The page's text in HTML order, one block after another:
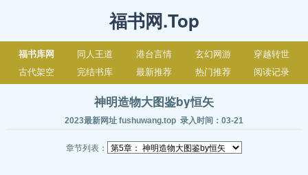
福书网.Top
福书库网 同人王道 港台言情 玄幻网游
穿越转世
古代架空
完结书库 最新推荐 热门推荐 阅读记录
神明造物大图鉴by恒矢
2023最新网址 fushuwang.top 录入时间：03-21
章节列表：